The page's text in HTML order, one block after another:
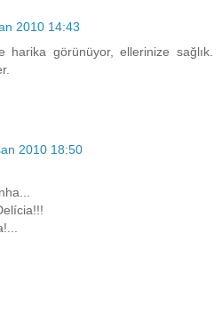
2010 14:43
harika görünüyor, ellerinize sağlık.
2010 18:50